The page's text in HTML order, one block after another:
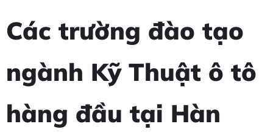
Các trường đào tạo
ngành Kỹ Thuật ô tô
hàng đầu tại Hàn